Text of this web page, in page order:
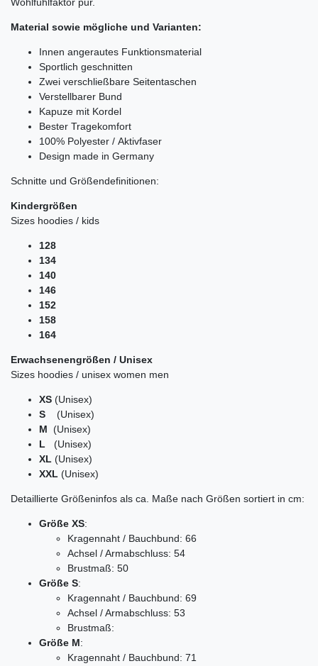
Wohlfühlfaktor pur.
Material sowie mögliche und Varianten:
Innen angerautes Funktionsmaterial
Sportlich geschnitten
Zwei verschließbare Seitentaschen
Verstellbarer Bund
Kapuze mit Kordel
Bester Tragekomfort
100% Polyester / Aktivfaser
Design made in Germany
Schnitte und Größendefinitionen:
Kindergrößen
Sizes hoodies / kids
128
134
140
146
152
158
164
Erwachsenengrößen / Unisex
Sizes hoodies / unisex women men
XS (Unisex)
S (Unisex)
M (Unisex)
L (Unisex)
XL (Unisex)
XXL (Unisex)
Detaillierte Größeninfos als ca. Maße nach Größen sortiert in cm:
Größe XS:
Kragennaht / Bauchbund: 66
Achsel / Armabschluss: 54
Brustmaß: 50
Größe S:
Kragennaht / Bauchbund: 69
Achsel / Armabschluss: 53
Brustmaß:
Größe M:
Kragennaht / Bauchbund: 71